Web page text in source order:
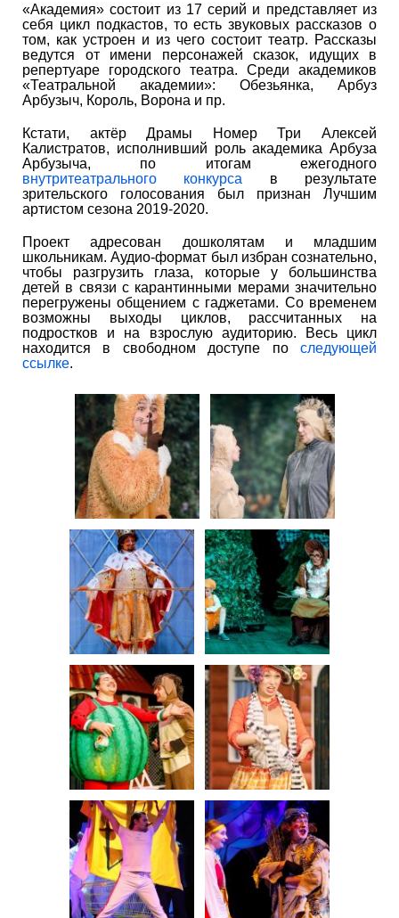
«Академия» состоит из 17 серий и представляет из
себя цикл подкастов, то есть звуковых рассказов о
том, как устроен и из чего состоит театр. Рассказы
ведутся от имени персонажей сказок, идущих в
репертуаре городского театра. Среди академиков
«Театральной академии»: Обезьянка, Арбуз
Арбузыч, Король, Ворона и пр.
Кстати, актёр Драмы Номер Три Алексей
Калистратов, исполнивший роль академика Арбуза
Арбузыча, по итогам ежегодного
внутритеатрального конкурса в результате
зрительского голосования был признан Лучшим
артистом сезона 2019-2020.
Проект адресован дошколятам и младшим
школьникам. Аудио-формат был избран сознательно,
чтобы разгрузить глаза, которые у большинства
детей в связи с карантинными мерами значительно
перегружены общением с гаджетами. Со временем
возможны выходы циклов, рассчитанных на
подростков и на взрослую аудиторию. Весь цикл
находится в свободном доступе по следующей
ссылке.